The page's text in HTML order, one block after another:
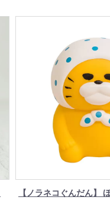
【ノラネコぐんだん】